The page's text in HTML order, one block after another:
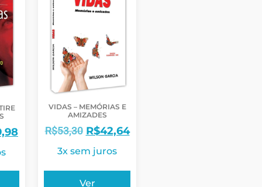
VIDAS – MEMÓRIAS E
AMIZADES
R$53,30 R$42,64
3x sem juros
Ver